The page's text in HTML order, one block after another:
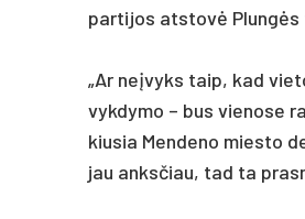
par­ti­jos at­stovė
„Ar ne­įvyks taip, kad
vyk­dy­mo – bus vie­no­se
kiu­sia Men­de­no mies­to
jau anks­čiau, tad ta